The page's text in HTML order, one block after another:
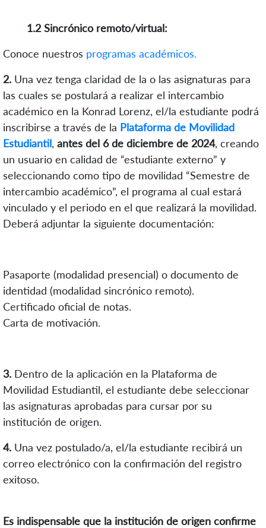
1.2 Sincrónico remoto/virtual:
Conoce nuestros programas académicos.
2. Una vez tenga claridad de la o las asignaturas para
las cuales se postulará a realizar el intercambio
académico en la Konrad Lorenz, el/la estudiante podrá
inscribirse a través de la Plataforma de Movilidad
Estudiantil, antes del 6 de diciembre de 2024, creando
un usuario en calidad de “estudiante externo” y
seleccionando como tipo de movilidad “Semestre de
intercambio académico”, el programa al cual estará
vinculado y el periodo en el que realizará la movilidad.
Deberá adjuntar la siguiente documentación:
Pasaporte (modalidad presencial) o documento de
identidad (modalidad sincrónico remoto).
Certificado oficial de notas.
Carta de motivación.
3. Dentro de la aplicación en la Plataforma de
Movilidad Estudiantil, el estudiante debe seleccionar
las asignaturas aprobadas para cursar por su
institución de origen.
4. Una vez postulado/a, el/la estudiante recibirá un
correo electrónico con la confirmación del registro
exitoso.
Es indispensable que la institución de origen confirme